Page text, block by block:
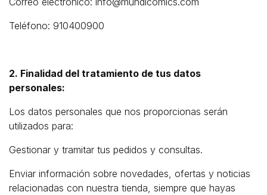
Teléfono: 910400900
2. Finalidad del tratamiento de tus datos
personales:
Los datos personales que nos proporcionas serán
utilizados para:
Gestionar y tramitar tus pedidos y consultas.
Enviar información sobre novedades, ofertas y noticias
relacionadas con nuestra tienda, siempre que hayas